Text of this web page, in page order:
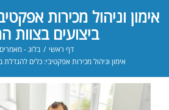
אימון וניהול מכירות
ביצועים בצוות
דף ראשי / בלוג - מאמרים
אימון וניהול מכירות אפקטיבי: כלים להגדלת